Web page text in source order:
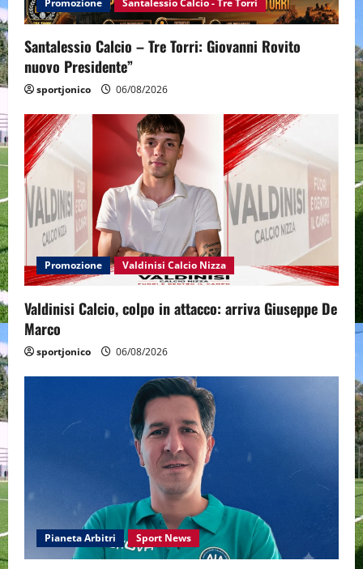
Promozione Santalessio Calcio - Tre Torri
Santalessio Calcio – Tre Torri: Giovanni Rovito
nuovo Presidente”
sportjonico 06/08/2026
Promozione Valdinisi Calcio Nizza
Valdinisi Calcio, colpo in attacco: arriva Giuseppe De
Marco
sportjonico 06/08/2026
Pianeta Arbitri Sport News